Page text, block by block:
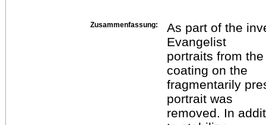
Zusammenfassung:
As part of the
Evangelist
portraits from
coating on the
fragmentarily
portrait was
removed. In